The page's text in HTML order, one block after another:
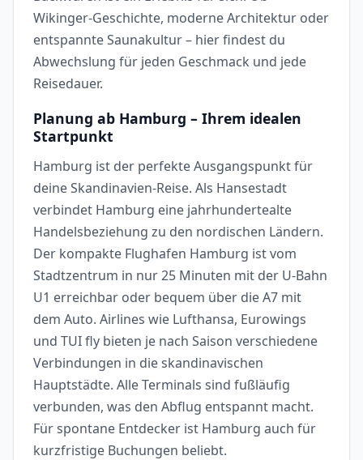
Wikinger-Geschichte, moderne Architektur oder
entspannte Saunakultur – hier findest du
Abwechslung für jeden Geschmack und jede
Reisedauer.
Planung ab Hamburg – Ihrem idealen
Startpunkt
Hamburg ist der perfekte Ausgangspunkt für
deine Skandinavien-Reise. Als Hansestadt
verbindet Hamburg eine jahrhundertealte
Handelsbeziehung zu den nordischen Ländern.
Der kompakte Flughafen Hamburg ist vom
Stadtzentrum in nur 25 Minuten mit der U-Bahn
U1 erreichbar oder bequem über die A7 mit
dem Auto. Airlines wie Lufthansa, Eurowings
und TUI fly bieten je nach Saison verschiedene
Verbindungen in die skandinavischen
Hauptstädte. Alle Terminals sind fußläufig
verbunden, was den Abflug entspannt macht.
Für spontane Entdecker ist Hamburg auch für
kurzfristige Buchungen beliebt.